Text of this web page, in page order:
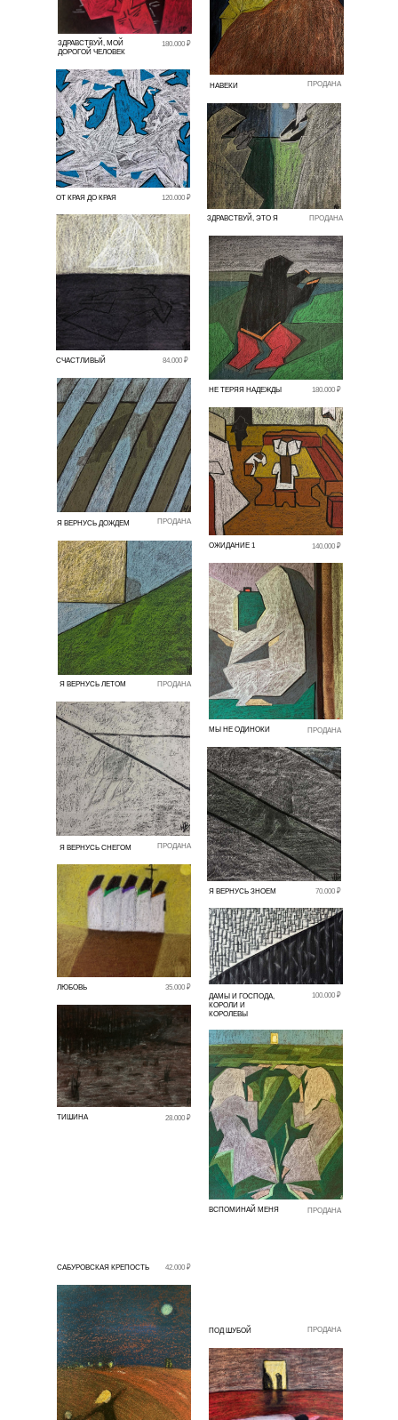
ТИШИНА
ПРОДАНА
28.000 ₽
САБУРОВСКАЯ КРЕПОСТЬ 42.000 ₽
ОТ КРАЯ ДО КРАЯ
ОЖИДАНИЕ 1
120.000 ₽
ДАМЫ И ГОСПОДА,
КОРОЛИ И
КОРОЛЕВЫ
100.000 ₽
140.000 ₽
ПОД ШУБОЙ
ПРОДАНА
МЫ НЕ ОДИНОКИ
ВСПОМИНАЙ МЕНЯ ПРОДАНА
ЛЮБОВЬ 35.000 ₽
ЗДРАВСТВУЙ, ЭТО Я ПРОДАНА
НАВЕКИ
Я ВЕРНУСЬ ЛЕТОМ ПРОДАНА
Я ВЕРНУСЬ ДОЖДЕМ
ПРОДАНА
Я ВЕРНУСЬ ЗНОЕМ 70.000 ₽
Я ВЕРНУСЬ СНЕГОМ
ПРОДАНА
ПРОДАНА
СЧАСТЛИВЫЙ
ЗДРАВСТВУЙ, МОЙ
ДОРОГОЙ ЧЕЛОВЕК
НЕ ТЕРЯЯ НАДЕЖДЫ
84.000 ₽
180.000 ₽
180.000 ₽